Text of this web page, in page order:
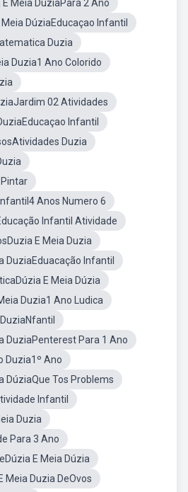
Meia DuziaPara 2 Ano
DúziaEducaçao Infantil
Duzia
Duzia1 Ano Colorido
02 Atividades
Infantil
Duzia
Anos Numero 6
Infantil Atividade
E Meia Duzia
DuziaEduacação Infantil
E Meia Dúzia
Duzia1 Ano Ludica
DuziaPenterest Para 1 Ano
Duzia1º Ano
DúziaQue Tos Problems
Infantil
Duzia
Para 3 Ano
E Meia Dúzia
Meia Duzia DeOvos